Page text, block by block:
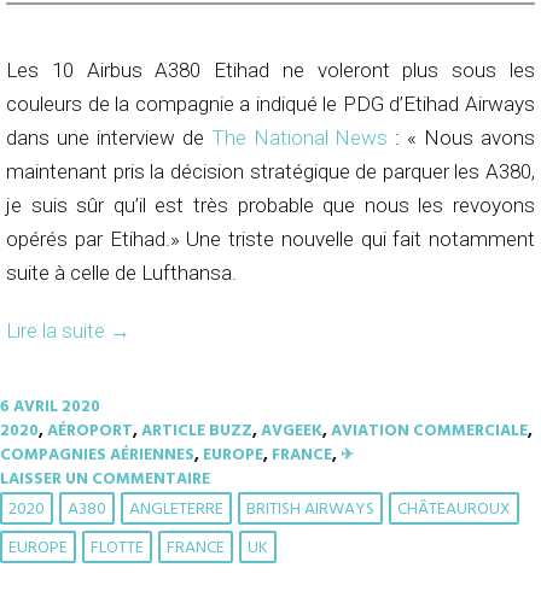
Les 10 Airbus A380 Etihad ne voleront plus sous les
couleurs de la compagnie a indiqué le PDG d’Etihad Airways
dans une interview de The National News : « Nous avons
maintenant pris la décision stratégique de parquer les A380,
je suis sûr qu’il est très probable que nous les revoyons
opérés par Etihad.» Une triste nouvelle qui fait notamment
suite à celle de Lufthansa.
Lire la suite →
6 AVRIL 2020
2020,AÉROPORT,ARTICLE BUZZ,AVGEEK,AVIATION COMMERCIALE,
COMPAGNIES AÉRIENNES,EUROPE,FRANCE,✈︎
LAISSER UN COMMENTAIRE
2020 A380 ANGLETERRE BRITISH AIRWAYS
CHÂTEAUROUX
EUROPE
FLOTTE FRANCE UK